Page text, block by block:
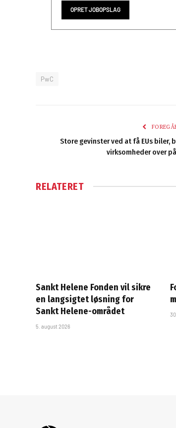
OPRET JOBOPSLAG
PwC
Store gevinster ved at få EUs biler,
virksomheder over
RELATERET
Sankt Helene Fonden vil sikre
en langsigtet løsning for
Sankt Helene-området
5. august 2026